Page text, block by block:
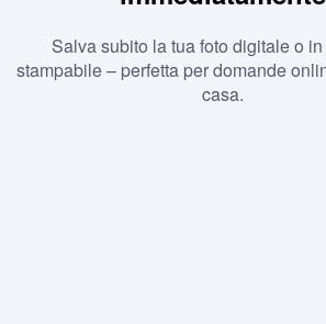
Salva subito la tua foto digitale o
stampabile – perfetta per domande
casa.